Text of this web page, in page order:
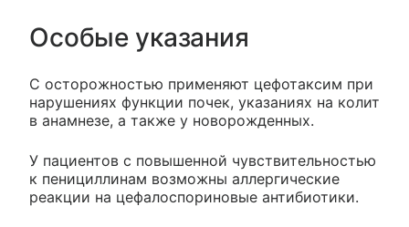
Особые указания
С осторожностью применяют цефотаксим при
нарушениях функции почек, указаниях на колит
в анамнезе, а также у новорожденных.
У пациентов с повышенной чувствительностью
к пенициллинам возможны аллергические
реакции на цефалоспориновые антибиотики.